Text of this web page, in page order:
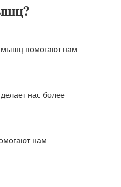
мышц помогают нам
нас более
нам